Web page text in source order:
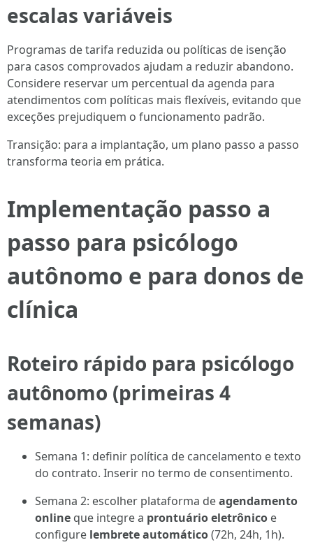
escalas variáveis
Programas de tarifa reduzida ou políticas de isenção
para casos comprovados ajudam a reduzir abandono.
Considere reservar um percentual da agenda para
atendimentos com políticas mais flexíveis, evitando que
exceções prejudiquem o funcionamento padrão.
Transição: para a implantação, um plano passo a passo
transforma teoria em prática.
Implementação passo a
passo para psicólogo
autônomo e para donos de
clínica
Roteiro rápido para psicólogo
autônomo (primeiras 4
semanas)
Semana 1: definir política de cancelamento e texto
do contrato. Inserir no termo de consentimento.
Semana 2: escolher plataforma deagendamento
online que integre a prontuário eletrônico e
configure lembrete automático(72h, 24h, 1h).